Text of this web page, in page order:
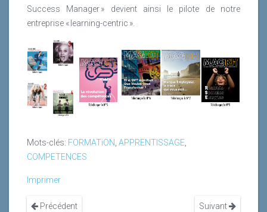
Success Manager » devient ainsi le pilote de notre
entreprise « learning-centric ».
Mots-clés: FORMATiON APPRENTISSAGE
COMPETENCES
Imprimer
Précédent Suivant